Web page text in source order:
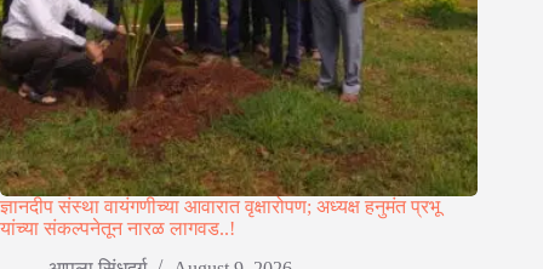
ज्ञानदीप संस्था वायंगणीच्या आवारात वृक्षारोपण; अध्यक्ष हनुमंत प्रभू
यांच्या संकल्पनेतून नारळ लागवड..!